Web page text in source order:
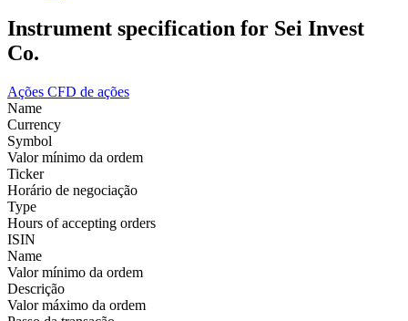
Instrument specification for Sei Invest
Co.
Ações CFD de ações
Name
Currency
Symbol
Valor mínimo da ordem
Ticker
Horário de negociação
Type
Hours of accepting orders
ISIN
Name
Valor mínimo da ordem
Descrição
Valor máximo da ordem